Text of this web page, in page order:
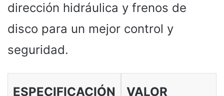
dirección hidráulica y frenos de
disco para un mejor control y
seguridad.
ESPECIFICACIÓN VALOR